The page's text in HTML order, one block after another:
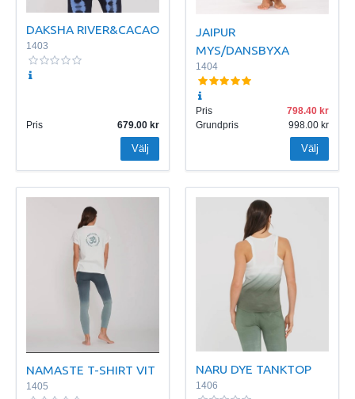
DAKSHA RIVER&CACAO
1403
Pris 679.00
Välj
JAIPUR
MYS/DANSBYXA
1404
Pris
798.40
Grundpris
998.00
Välj
NAMASTE T-SHIRT VIT
1405
NARU DYE TANKTOP
1406